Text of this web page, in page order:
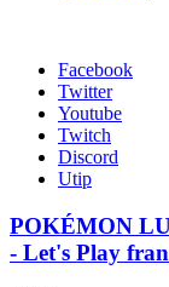
Facebook
Twitter
Youtube
Twitch
Discord
Utip
POKÉMON
- Let's Play